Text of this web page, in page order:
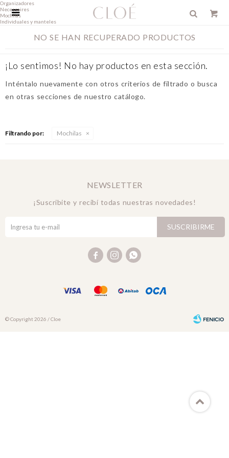

NO SE HAN RECUPERADO PRODUCTOS
¡Lo sentimos! No hay productos en esta sección.
Inténtalo nuevamente con otros criterios de filtrado o busca
en otras secciones de nuestro catálogo.
Filtrando por: Mochilas
Organizadores
Necessaires
Mochilas
Individuales y manteles
NEWSLETTER
¡Suscribite y recibí todas nuestras novedades!
SUSCRIBIRME
  
© Copyright 2026 / Cloe